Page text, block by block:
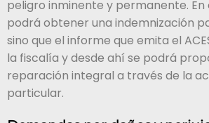
peligro inminente y permanente. En
podrá obtener una indemnización
sino que el informe que emita el
la fiscalía y desde ahí se podrá
reparación integral a través de la
particular.